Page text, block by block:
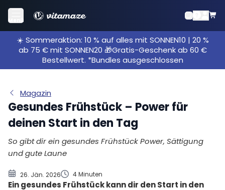
Menü
☀️ Sommeraktion: 10 % auf alles mit SONNEN10 | 20 %
ab 75 € mit SONNEN20 🎁Gratis-Geschenk ab 60 €
Bestellwert. *Bundles ausgeschlossen
Magazin
Gesundes Frühstück – Power für
deinen Start in den Tag
So gibt dir ein gesundes Frühstück Power, Sättigung
und gute Laune
26. Jän. 2026 4 Minuten
Ein gesundes Frühstück kann dir den Start in den
Gesundes Müsli
Gesundes aufs Brot
Smoothies und Shakes
Vergiss althergebrachte Konventionen
Wasser ist pure Lebenskraft